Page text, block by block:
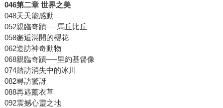
046第二章 世界之美
048天天能感動
052親臨奇蹟──馬丘比丘
058邂逅滿開的櫻花
062造訪神奇動物
068親臨奇蹟──里約基督像
074踏訪消失中的冰川
082尋訪驚訝
088再遇薰衣草
092震撼心靈之地